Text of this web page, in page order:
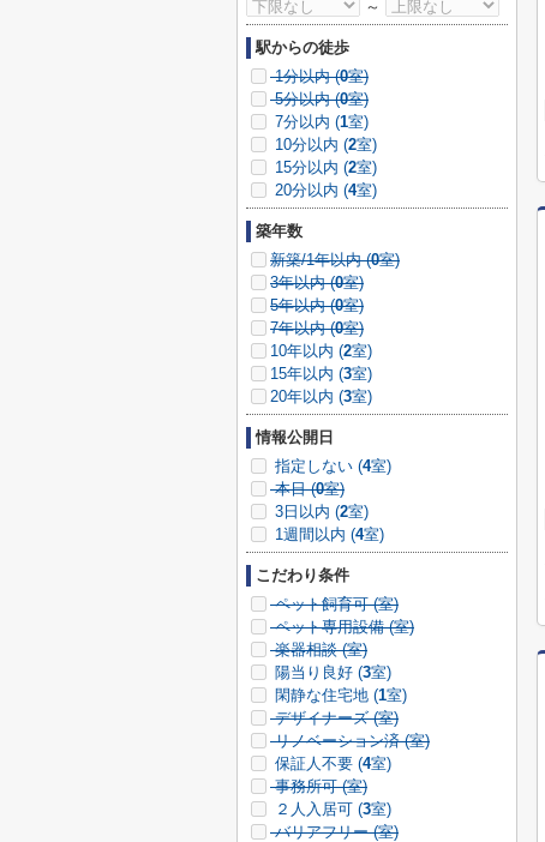
～
駅からの徒歩
1分以内 (0室)
5分以内 (0室)
7分以内 (1室)
10分以内 (2室)
15分以内 (2室)
20分以内 (4室)
築年数
新築/1年以内 (0室)
3年以内 (0室)
5年以内 (0室)
7年以内 (0室)
10年以内 (2室)
15年以内 (3室)
20年以内 (3室)
情報公開日
指定しない (4室)
本日 (0室)
3日以内 (2室)
1週間以内 (4室)
こだわり条件
ペット飼育可 (室)
ペット専用設備 (室)
楽器相談 (室)
陽当り良好 (3室)
閑静な住宅地 (1室)
デザイナーズ (室)
リノベーション済 (室)
保証人不要 (4室)
事務所可 (室)
２人入居可 (3室)
バリアフリー (室)